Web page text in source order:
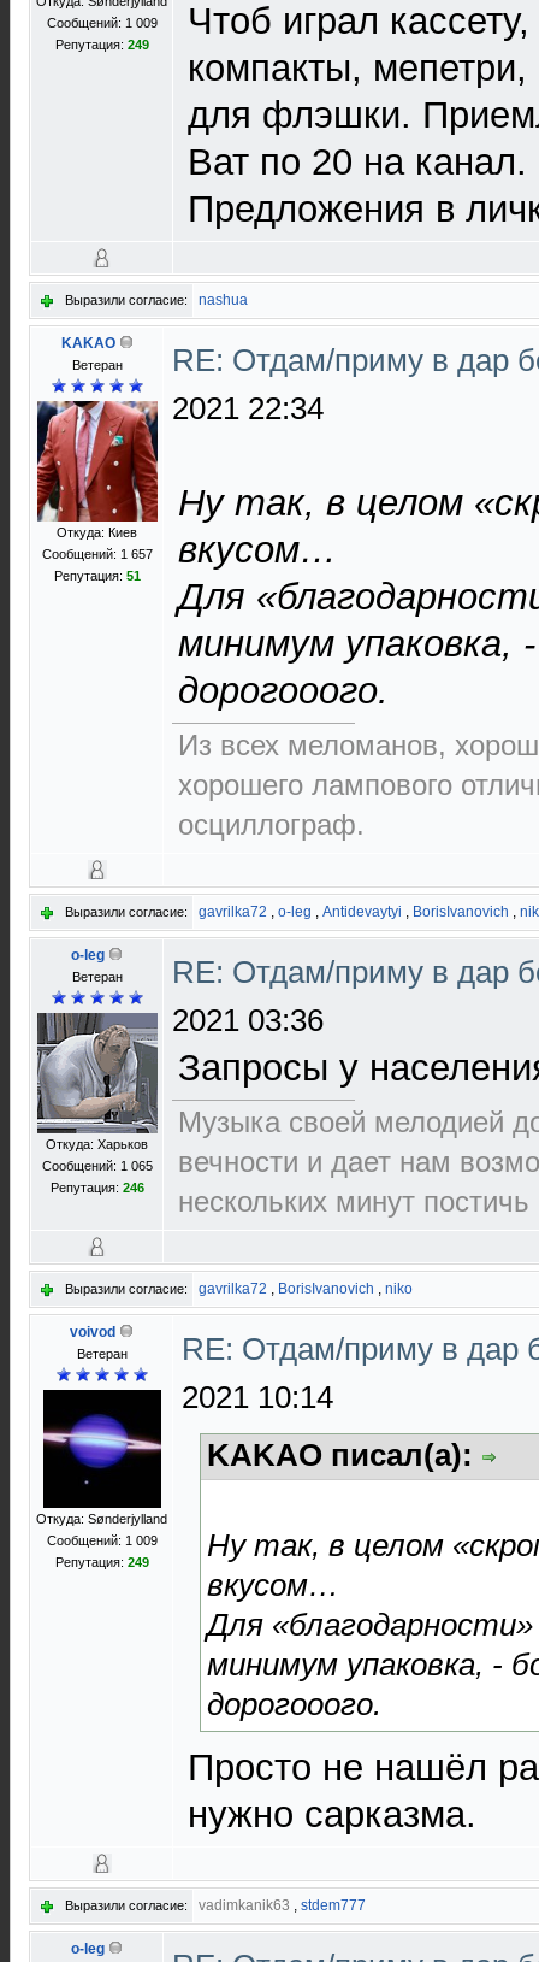
Сообщений: 1 009
Репутация: 249
Чтоб играл
компакты,
для флэшки.
Ват по 20 на
Предложения в
Выразили согласие: nashua
KAKAO
Ветеран
Откуда: Киев
Сообщений: 1 657
Репутация: 51
RE: Отдам/приму в дар
2021 22:34
Ну так, в целом
вкусом…
Для
минимум упаковка,
дорогооого.
Из всех меломанов,
хорошего лампового
осциллограф.
Выразили согласие: gavrilka72 , o-leg , Antidevaytyi , BorisIvanovich ,
o-leg
Ветеран
Откуда: Харьков
Сообщений: 1 065
Репутация: 246
RE: Отдам/приму в дар
2021 03:36
Запросы у
Музыка своей мелодией
вечности и дает нам
нескольких минут
Выразили согласие: gavrilka72 , BorisIvanovich , niko
voivod
Ветеран
Откуда: Sønderjylland
Сообщений: 1 009
Репутация: 249
RE: Отдам/приму в дар
2021 10:14
KAKAO писал(а):
Ну так, в целом
вкусом…
Для
минимум упаковка, -
дорогооого.
Просто не нашёл
нужно сарказма.
Выразили согласие: vadimkanik63 , stdem777
o-leg